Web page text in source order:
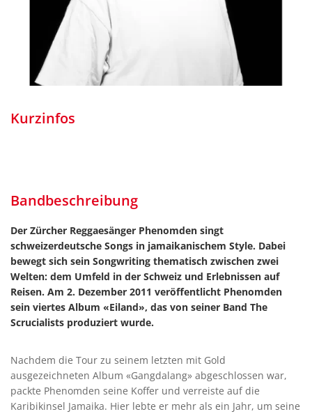
Kurzinfos
Bandbeschreibung
Der Zürcher Reggaesänger Phenomden singt
schweizerdeutsche Songs in jamaikanischem Style. Dabei
bewegt sich sein Songwriting thematisch zwischen zwei
Welten: dem Umfeld in der Schweiz und Erlebnissen auf
Reisen. Am 2. Dezember 2011 veröffentlicht Phenomden
sein viertes Album «Eiland», das von seiner Band The
Scrucialists produziert wurde.
Nachdem die Tour zu seinem letzten mit Gold
ausgezeichneten Album «Gangdalang» abgeschlossen war,
packte Phenomden seine Koffer und verreiste auf die
Karibikinsel Jamaika. Hier lebte er mehr als ein Jahr, um seine